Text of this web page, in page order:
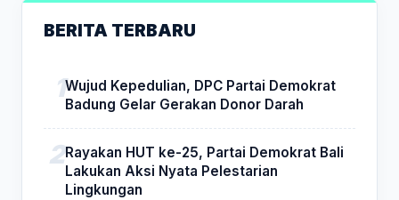
BERITA TERBARU
Wujud Kepedulian, DPC Partai Demokrat
Badung Gelar Gerakan Donor Darah
Rayakan HUT ke-25, Partai Demokrat Bali
Lakukan Aksi Nyata Pelestarian
Lingkungan